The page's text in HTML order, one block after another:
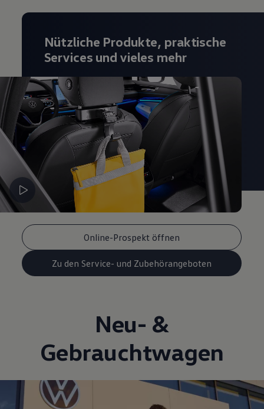
Online-Prospekt öffnen
Zu den Service- und Zubehörangeboten
Nützliche Produkte, praktische
Services und vieles mehr
Neu- &
Gebrauchtwagen